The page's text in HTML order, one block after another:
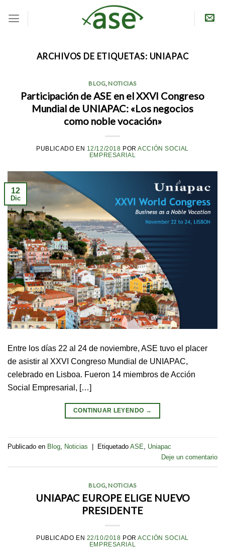
ARCHIVOS DE ETIQUETAS: UNIAPAC
BLOG, NOTICIAS
Participación de ASE en el XXVI Congreso
Mundial de UNIAPAC: «Los negocios
como noble vocación»
PUBLICADO EN 12/12/2018 PORACCIÓN SOCIAL
EMPRESARIAL
12
Dic
Entre los días 22 al 24 de noviembre, ASE tuvo el placer
de asistir al XXVI Congreso Mundial de UNIAPAC,
celebrado en Lisboa. Fueron 14 miembros de Acción
Social Empresarial, […]
CONTINUAR LEYENDO →
Publicado en Blog, Noticias Etiquetado ASE, Uniapac
Deje un comentario
BLOG, NOTICIAS
UNIAPAC EUROPE ELIGE NUEVO
PRESIDENTE
PUBLICADO EN 22/10/2018 PORACCIÓN SOCIAL
EMPRESARIAL